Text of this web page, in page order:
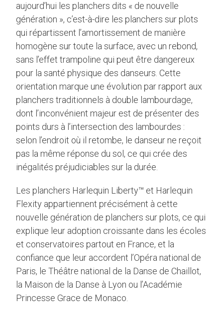
aujourd’hui les planchers dits « de nouvelle
génération », c’est-à-dire les planchers sur plots
qui répartissent l’amortissement de manière
homogène sur toute la surface, avec un rebond,
sans l’effet trampoline qui peut être dangereux
pour la santé physique des danseurs. Cette
orientation marque une évolution par rapport aux
planchers traditionnels à double lambourdage,
dont l’inconvénient majeur est de présenter des
points durs à l’intersection des lambourdes :
selon l’endroit où il retombe, le danseur ne reçoit
pas la même réponse du sol, ce qui crée des
inégalités préjudiciables sur la durée.
Les planchers Harlequin Liberty™ et Harlequin
Flexity appartiennent précisément à cette
nouvelle génération de planchers sur plots, ce qui
explique leur adoption croissante dans les écoles
et conservatoires partout en France, et la
confiance que leur accordent l’Opéra national de
Paris, le Théâtre national de la Danse de Chaillot,
la Maison de la Danse à Lyon ou l’Académie
Princesse Grace de Monaco.